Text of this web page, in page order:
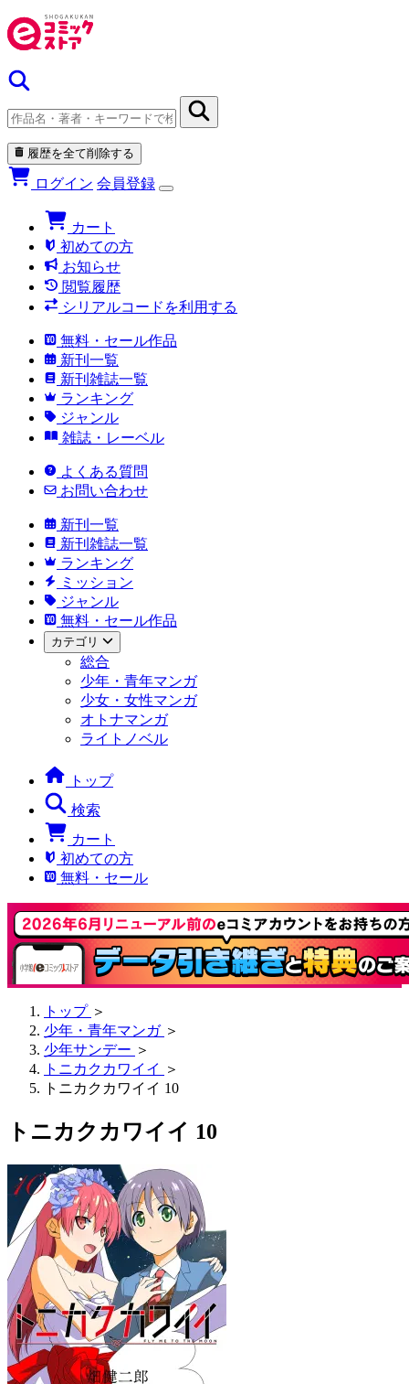
履歴を全て削除する
ログイン 会員登録
カート
初めての方
お知らせ
閲覧履歴
シリアルコードを利用する
無料・セール作品
新刊一覧
新刊雑誌一覧
ランキング
ジャンル
雑誌・レーベル
よくある質問
お問い合わせ
新刊一覧
新刊雑誌一覧
ランキング
ミッション
ジャンル
無料・セール作品
カテゴリ
総合
少年・青年マンガ
少女・女性マンガ
オトナマンガ
ライトノベル
トップ
検索
カート
初めての方
無料・セール
トップ ＞
少年・青年マンガ ＞
少年サンデー ＞
トニカクカワイイ
＞
トニカクカワイイ 10
トニカクカワイイ 10